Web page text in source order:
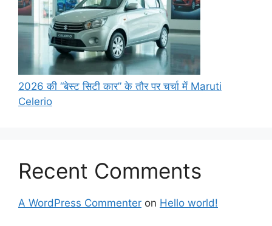
2026 की “बेस्ट सिटी कार” के तौर पर चर्चा में Maruti
Celerio
Recent Comments
A WordPress Commenter on Hello world!